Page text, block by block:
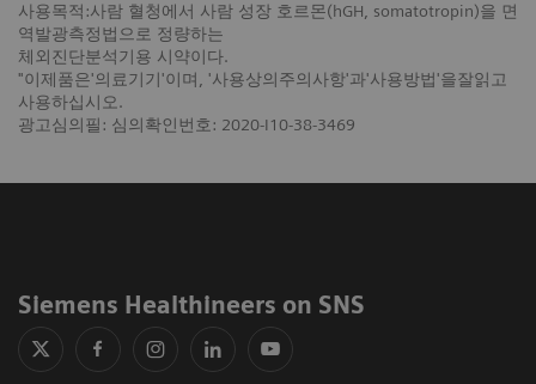
사용목적:사람 혈청에서 사람 성장 호르몬(hGH, somatotropin)을 면
역발광측정법으로 정량하는
체외진단분석기용 시약이다.
"이제품은'의료기기'이며, '사용상의주의사항'과'사용방법'을잘읽고
사용하십시오.
광고심의필: 심의확인번호: 2020-I10-38-3469
Siemens Healthineers on SNS